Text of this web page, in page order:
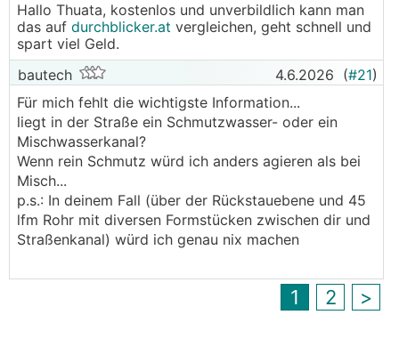
Hallo Thuata, kostenlos und unverbildlich kann man
das auf durchblicker.at vergleichen, geht schnell und
spart viel Geld.
bautech
4.6.2026 (#21)
Für mich fehlt die wichtigste Information...
liegt in der Straße ein Schmutzwasser- oder ein
Mischwasserkanal?
Wenn rein Schmutz würd ich anders agieren als bei
Misch...
p.s.: In deinem Fall (über der Rückstauebene und 45
lfm Rohr mit diversen Formstücken zwischen dir und
Straßenkanal) würd ich genau nix machen
1 2 >